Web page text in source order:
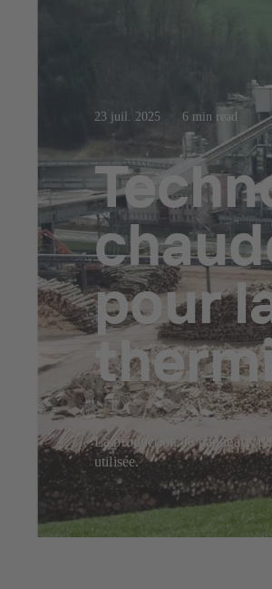
23 juil. 2025 6 min read
pour
La production de panneaux
utilisée.